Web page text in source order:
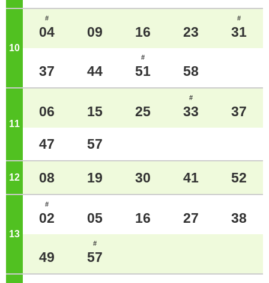
10 ジ
#
04 09 16 23
#
31
37 44
#
51 58
11
06 15 25
#
33 37
47 57
12 08 19 30 41 52
13 ジ
#
02 05 16 27 38
49
#
57